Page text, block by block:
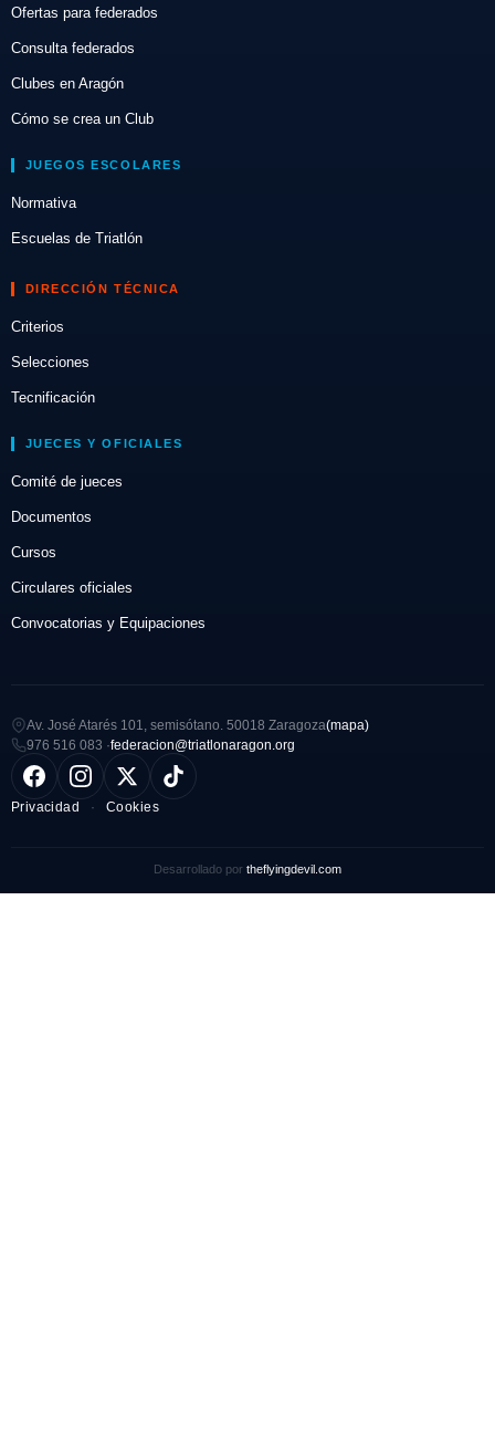
Ofertas para federados
Consulta federados
Clubes en Aragón
Cómo se crea un Club
JUEGOS ESCOLARES
Normativa
Escuelas de Triatlón
DIRECCIÓN TÉCNICA
Criterios
Selecciones
Tecnificación
JUECES Y OFICIALES
Comité de jueces
Documentos
Cursos
Circulares oficiales
Convocatorias y Equipaciones
Av. José Atarés 101, semisótano. 50018 Zaragoza(mapa)
976 516 083 ·federacion@triatlonaragon.org
Privacidad · Cookies
Desarrollado por theflyingdevil.com